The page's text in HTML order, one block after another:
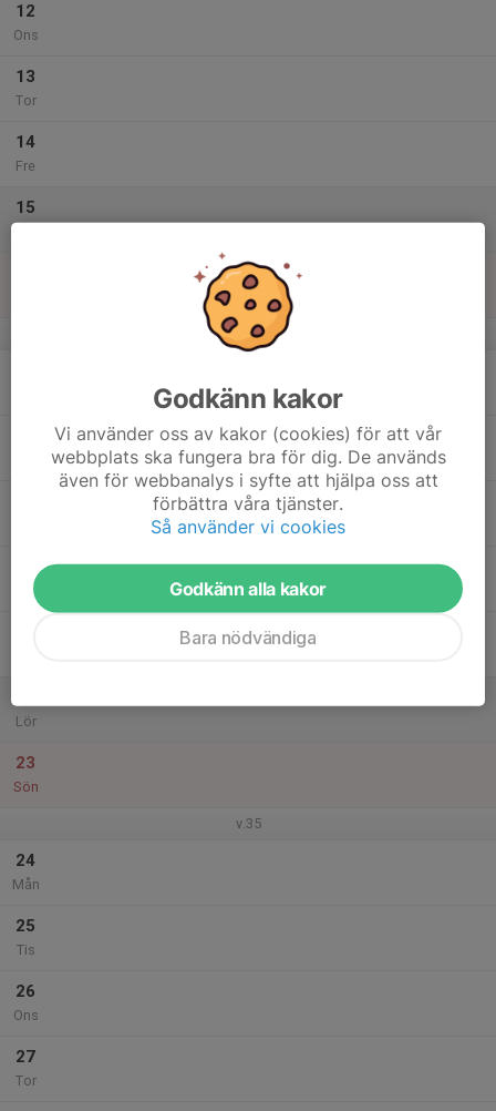
12
Ons
13
Tor
14
Fre
15
v.34
Tor
Lör
23
Sön
v.35
24
Mån
25
Tis
26
Ons
27
Tor
Godkänn kakor
Vi använder oss av kakor (cookies) för att vår
webbplats ska fungera bra för dig. De används
även för webbanalys i syfte att hjälpa oss att
förbättra våra tjänster.
Så använder vi cookies
Godkänn alla kakor
Bara nödvändiga